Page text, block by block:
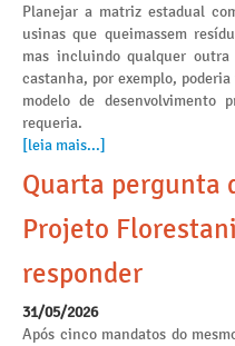
Planejar a matriz estadual
usinas que queimassem
mas incluindo qualquer
castanha, por exemplo,
modelo de desenvolvimento
requeria.
[leia mais...]
Quarta pergunta
Projeto
responder
31/05/2026
Após cinco mandatos do